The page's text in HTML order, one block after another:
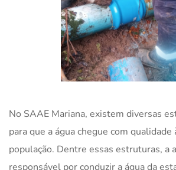
No SAAE Mariana, existem diversas
para que a água chegue com
população. Dentre essas estruturas, a
responsável por conduzir a água da